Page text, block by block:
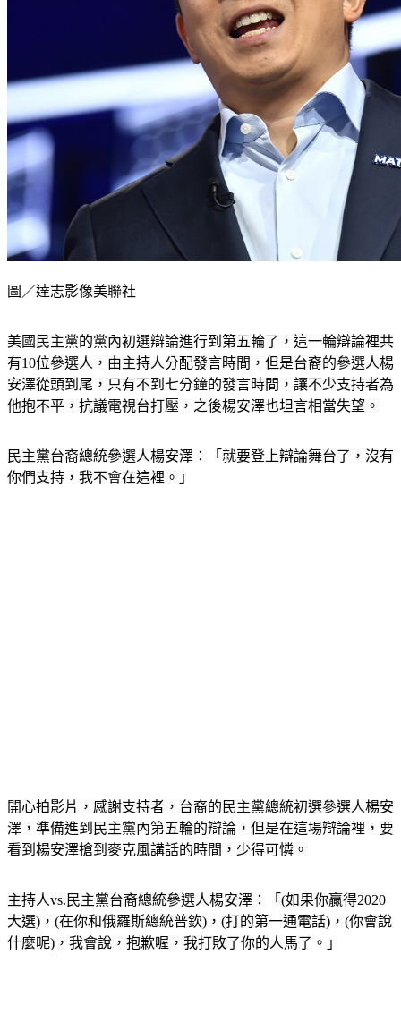
圖／達志影像美聯社
美國民主黨的黨內初選辯論進行到第五輪了，這一輪辯論裡共
有10位參選人，由主持人分配發言時間，但是台裔的參選人楊
安澤從頭到尾，只有不到七分鐘的發言時間，讓不少支持者為
他抱不平，抗議電視台打壓，之後楊安澤也坦言相當失望。
民主黨台裔總統參選人楊安澤：「就要登上辯論舞台了，沒有
你們支持，我不會在這裡。」
開心拍影片，感謝支持者，台裔的民主黨總統初選參選人楊安
澤，準備進到民主黨內第五輪的辯論，但是在這場辯論裡，要
看到楊安澤搶到麥克風講話的時間，少得可憐。
主持人vs.民主黨台裔總統參選人楊安澤：「(如果你贏得2020
大選)，(在你和俄羅斯總統普欽)，(打的第一通電話)，(你會說
什麼呢)，我會說，抱歉喔，我打敗了你的人馬了。」